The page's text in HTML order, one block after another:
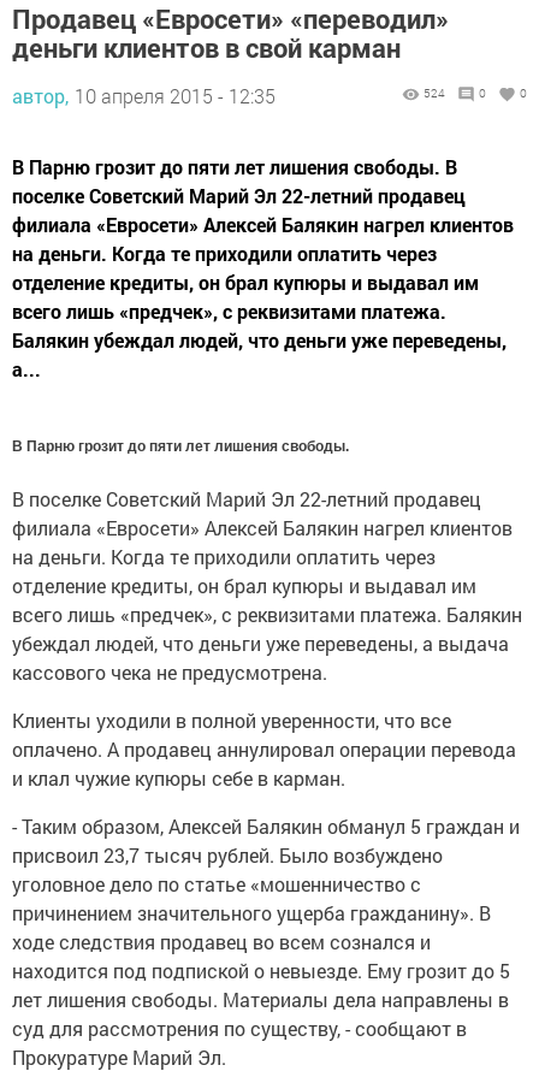
Продавец «Евросети» «переводил»
деньги клиентов в свой карман
автор, 10 апреля 2015 - 12:35 524 0 0
В Парню грозит до пяти лет лишения свободы. В
поселке Советский Марий Эл 22-летний продавец
филиала «Евросети» Алексей Балякин нагрел клиентов
на деньги. Когда те приходили оплатить через
отделение кредиты, он брал купюры и выдавал им
всего лишь «предчек», с реквизитами платежа.
Балякин убеждал людей, что деньги уже переведены,
а...
В Парню грозит до пяти лет лишения свободы.
В поселке Советский Марий Эл 22-летний продавец
филиала «Евросети» Алексей Балякин нагрел клиентов
на деньги. Когда те приходили оплатить через
отделение кредиты, он брал купюры и выдавал им
всего лишь «предчек», с реквизитами платежа. Балякин
убеждал людей, что деньги уже переведены, а выдача
кассового чека не предусмотрена.
Клиенты уходили в полной уверенности, что все
оплачено. А продавец аннулировал операции перевода
и клал чужие купюры себе в карман.
- Таким образом, Алексей Балякин обманул 5 граждан и
присвоил 23,7 тысяч рублей. Было возбуждено
уголовное дело по статье «мошенничество с
причинением значительного ущерба гражданину». В
ходе следствия продавец во всем сознался и
находится под подпиской о невыезде. Ему грозит до 5
лет лишения свободы. Материалы дела направлены в
суд для рассмотрения по существу, - сообщают в
Прокуратуре Марий Эл.